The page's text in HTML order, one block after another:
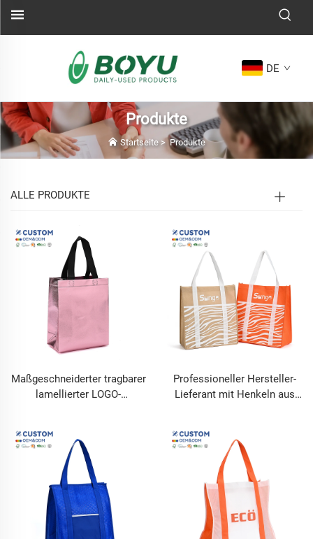
DE
Produkte
Startseite>Produkte
ALLE PRODUKTE
Maßgeschneiderter tragbarer
lamellierter LOGO-
wiederverwendbare
Einkaufstasche mit Laser-
Metallfolie, glänzende PP-
Taschen
Professioneller Hersteller-
Lieferant mit Henkeln aus
Geschenk